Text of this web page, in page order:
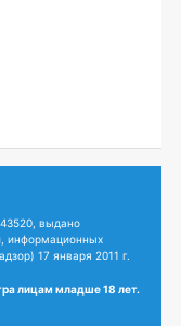
выдано
информационных
17 января 2011 г.
лицам младше 18 лет.